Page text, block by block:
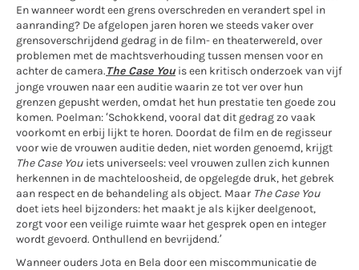
En wanneer wordt een grens overschreden en verandert spel in
aanranding? De afgelopen jaren horen we steeds vaker over
grensoverschrijdend gedrag in de film- en theaterwereld, over
problemen met de machtsverhouding tussen mensen voor en
achter de camera. The Case Youis een kritisch onderzoek van vijf
jonge vrouwen naar een auditie waarin ze tot ver over hun
grenzen gepusht werden, omdat het hun prestatie ten goede zou
komen. Poelman: ‘Schokkend, vooral dat dit gedrag zo vaak
voorkomt en erbij lijkt te horen. Doordat de film en de regisseur
voor wie de vrouwen auditie deden, niet worden genoemd, krijgt
The Case You iets universeels: veel vrouwen zullen zich kunnen
herkennen in de machteloosheid, de opgelegde druk, het gebrek
aan respect en de behandeling als object. Maar The Case You
doet iets heel bijzonders: het maakt je als kijker deelgenoot,
zorgt voor een veilige ruimte waar het gesprek open en integer
wordt gevoerd. Onthullend en bevrijdend.’
Wanneer ouders Jota en Bela door een miscommunicatie de